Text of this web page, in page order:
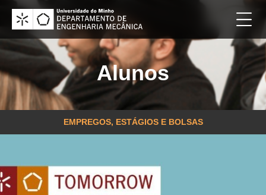
Alunos
EMPREGOS, ESTÁGIOS E BOLSAS